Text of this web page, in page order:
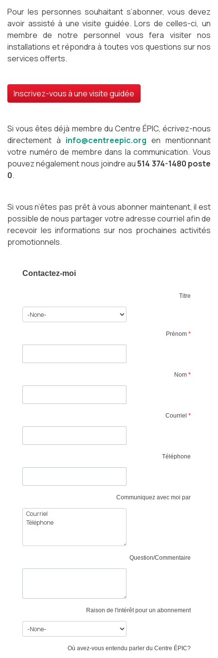
Pour les personnes souhaitant s’abonner, vous devez
avoir assisté à une visite guidée. Lors de celles-ci, un
membre de notre personnel vous fera visiter nos
installations et répondra à toutes vos questions sur nos
services offerts.
Inscrivez-vous à une visite guidée
Si vous êtes déjà membre du Centre ÉPIC, écrivez-nous
directement à info@centreepic.org en mentionnant
votre numéro de membre dans la communication. Vous
pouvez négalement nous joindre au514 374-1480 poste
0.
Si vous n’êtes pas prêt à vous abonner maintenant, il est
possible de nous partager votre adresse courriel afin de
recevoir les informations sur nos prochaines activités
promotionnels.
Contactez-moi
Titre
Prénom *
Nom *
Courriel *
Téléphone
Communiquez avec moi par
Question/Commentaire
Raison de l'intérêt pour un abonnement
Où avez-vous entendu parler du Centre ÉPIC?